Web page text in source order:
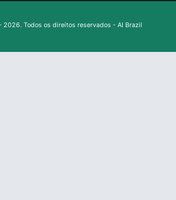
Todos os direitos reservados - AI Brazil